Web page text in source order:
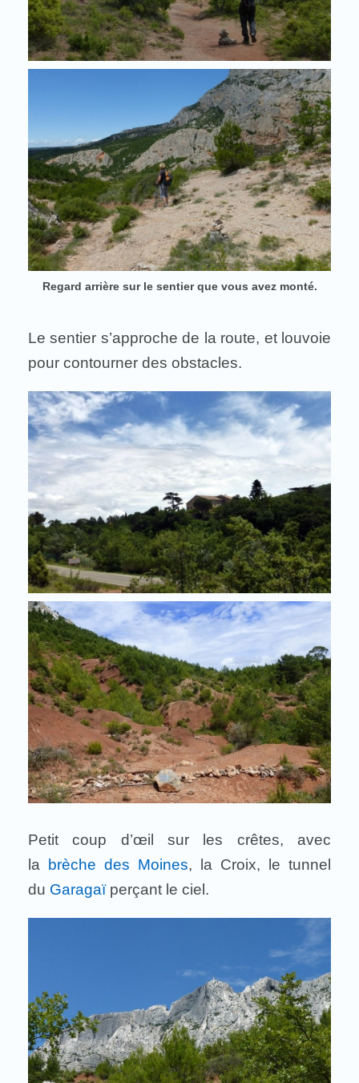
Regard arrière sur le sentier que vous avez monté.
Le sentier s’approche de la route, et louvoie
pour contourner des obstacles.
Petit coup d’œil sur les crêtes, avec
la brèche des Moines, la Croix, le tunnel
du Garagaïperçant le ciel.